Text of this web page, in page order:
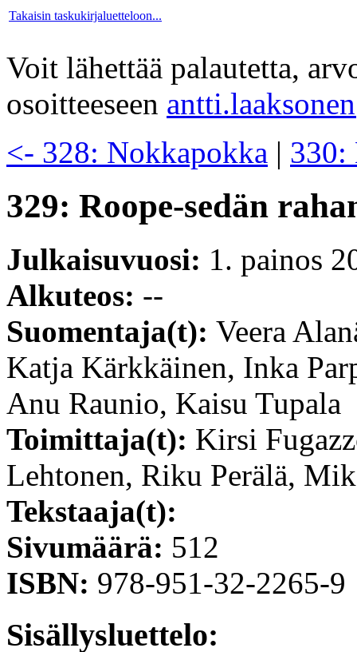
Takaisin taskukirjaluetteloon...
Voit lähettää palautetta,
osoitteeseen
<- 328: Nokkapokka | 330:
329: Roope-sedän
Julkaisuvuosi: 1. painos
Alkuteos: --
Suomentaja(t): Veera
Katja Kärkkäinen, Inka
Anu Raunio, Kaisu Tupala
Toimittaja(t): Kirsi
Lehtonen, Riku Perälä,
Tekstaaja(t):
Sivumäärä: 512
ISBN: 978-951-32-2265-9
Sisällysluettelo: